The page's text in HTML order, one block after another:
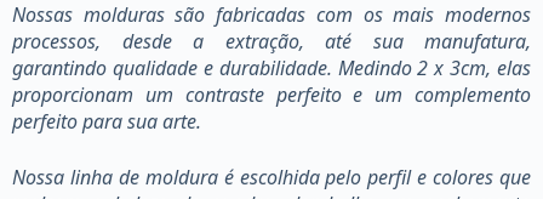
Nossas molduras são fabricadas com os mais modernos
processos, desde a extração, até sua manufatura,
garantindo qualidade e durabilidade. Medindo 2 x 3cm, elas
proporcionam um contraste perfeito e um complemento
perfeito para sua arte.
Nossa linha de moldura é escolhida pelo perfil e colores que